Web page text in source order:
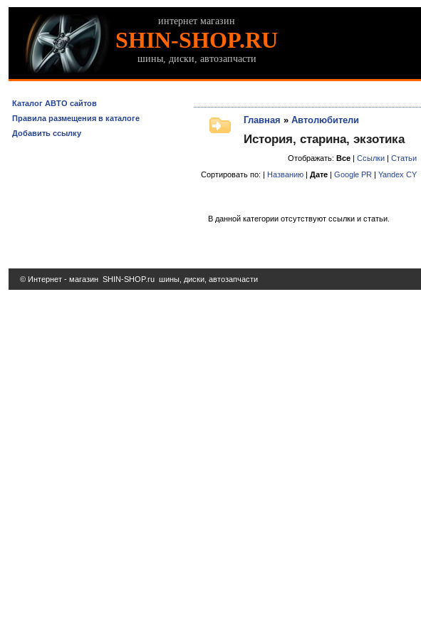
интернет магазин
SHIN-SHOP.RU
шины, диски, автозапчасти
Каталог АВТО сайтов
Правила размещения в каталоге
Добавить ссылку
Главная » Автолюбители
История, старина, экзотика
Отображать: Все | Ссылки | Статьи
Сортировать по: | Названию | Дате | Google PR | Yandex CY
В данной категории отсутствуют ссылки и статьи.
© Интернет - магазин SHIN-SHOP.ru шины, диски, автозапчасти